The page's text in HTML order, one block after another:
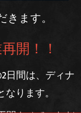
きます。
開！！
日間は、ディナ
ります。